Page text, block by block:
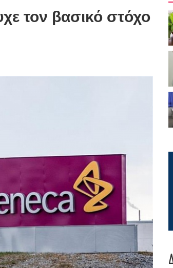
τον βασικό στόχο